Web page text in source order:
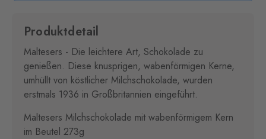
Produktdetail
Maltesers - Die leichtere Art, Schokolade zu
genießen. Diese knusprigen, wabenförmigen Kerne,
umhüllt von köstlicher Milchschokolade, wurden
erstmals 1936 in Großbritannien eingeführt.
Maltesers Milchschokolade mit wabenförmigem Kern
im Beutel 273g